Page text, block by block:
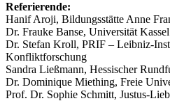
Referierende:
Hanif Aroji, Bildungsstätte Anne
Dr. Frauke Banse, Universität Kassel
Dr. Stefan Kroll, PRIF – Leibniz-
Konfliktforschung
Sandra Ließmann, Hessischer
Dr. Dominique Miething, Freie
Prof. Dr. Sophie Schmitt, Justus-